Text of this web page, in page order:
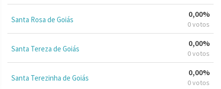
Santa Rosa de Goiás
0,00%
0 votos
Santa Tereza de Goiás
0,00%
0 votos
Santa Terezinha de Goiás
0,00%
0 votos